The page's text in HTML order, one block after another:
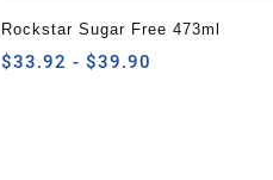
Rockstar Sugar Free 473ml
$33.92 - $39.90